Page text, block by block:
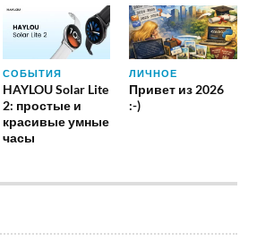
СОБЫТИЯ
HAYLOU Solar Lite
2: простые и
красивые умные
часы
ЛИЧНОЕ
Привет из 2026
:-)